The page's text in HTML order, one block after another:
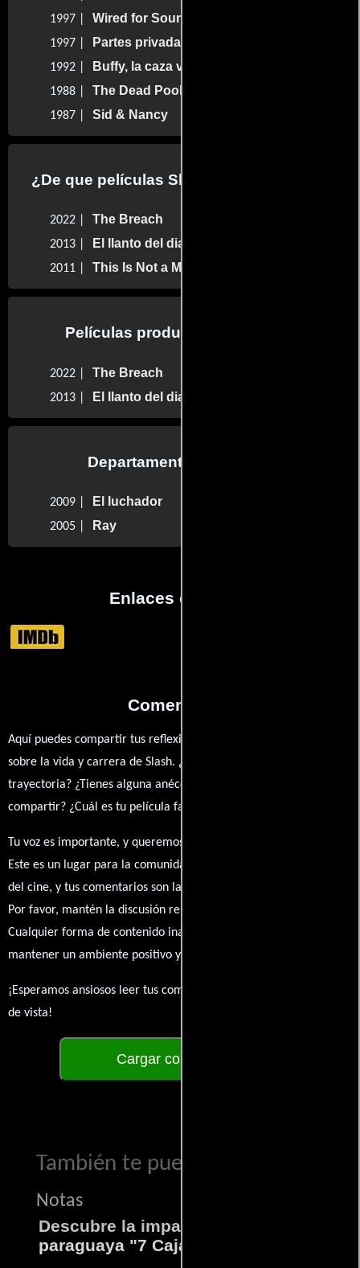
1997 | Wired for Sound: A Guitar Odyssey
1997 | Partes privadas
1992 | Buffy, la caza vampiros
1988 | The Dead Pool
1987 | Sid & Nancy
¿De que películas Slash hizo la música?
2022 | The Breach
2013 | El llanto del diablo
2011 | This Is Not a Movie
Películas producidas por Slash
2022 | The Breach
2013 | El llanto del diablo
Departamento de musica
2009 | El luchador
2005 | Ray
Enlaces externos
Comentarios
Aquí puedes compartir tus reflexiones, anécdotas y opiniones
sobre la vida y carrera de Slash. ¿Qué te ha inspirado de su
trayectoria? ¿Tienes alguna anécdota personal que desees
compartir? ¿Cuál es tu película favorita en la que ha participado?
Tu voz es importante, y queremos escuchar tus pensamientos.
Este es un lugar para la comunidad de admiradores y amantes
del cine, y tus comentarios son la esencia de esta conversación.
Por favor, mantén la discusión respetuosa y constructiva.
Cualquier forma de contenido inapropiado será eliminado para
mantener un ambiente positivo y enriquecedor para todos.
¡Esperamos ansiosos leer tus comentarios y conocer tus puntos
de vista!
Cargar comentarios
También te puede interesar...
Notas
Descubre la impactante película
paraguaya "7 Cajas"